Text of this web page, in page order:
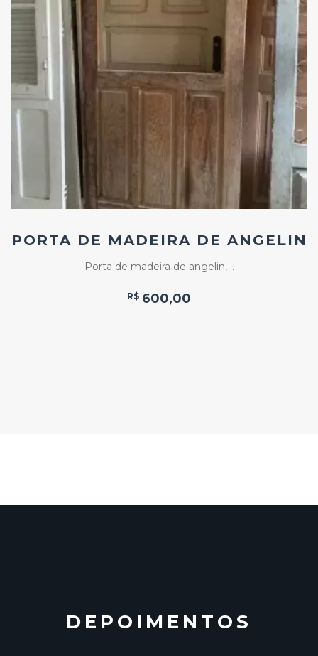
Add
ao
Favoritos
PORTA DE MADEIRA DE ANGELIN
Porta de madeira de angelin, ..
R$ 600,00
DEPOIMENTOS